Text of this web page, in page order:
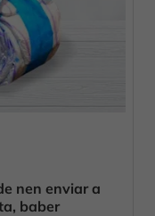
nen enviar a
baber